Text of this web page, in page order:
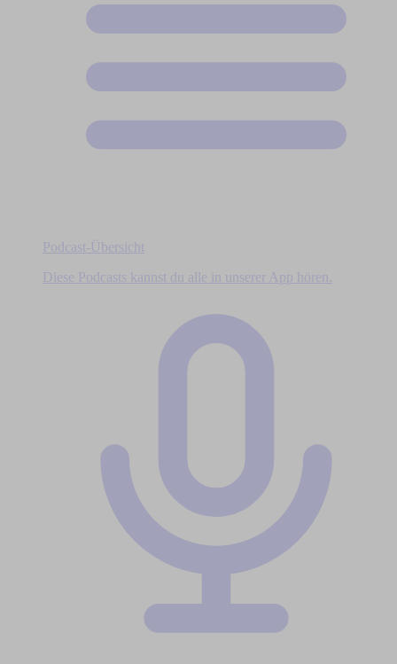
Podcast-Übersicht
Diese Podcasts kannst du alle in unserer App hören.